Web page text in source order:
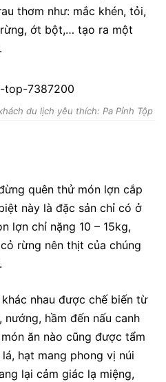
thơm như: mắc khén, tỏi,
ớt bột,… tạo ra một
du lịch yêu thích: Pa Pỉnh Tộp
quên thử món lợn cắp
này là đặc sản chỉ có ở
lợn chỉ nặng 10 – 15kg,
rừng nên thịt của chúng
nhau được chế biến từ
hầm đến nấu canh
ăn nào cũng được tẩm
hạt mang phong vị núi
lại cảm giác lạ miệng,